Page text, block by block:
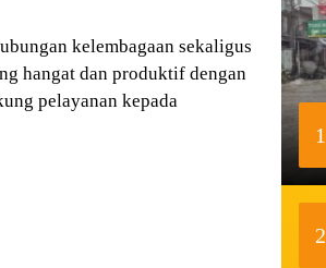
kelembagaan sekaligus
hangat dan produktif dengan
pelayanan kepada
1
2